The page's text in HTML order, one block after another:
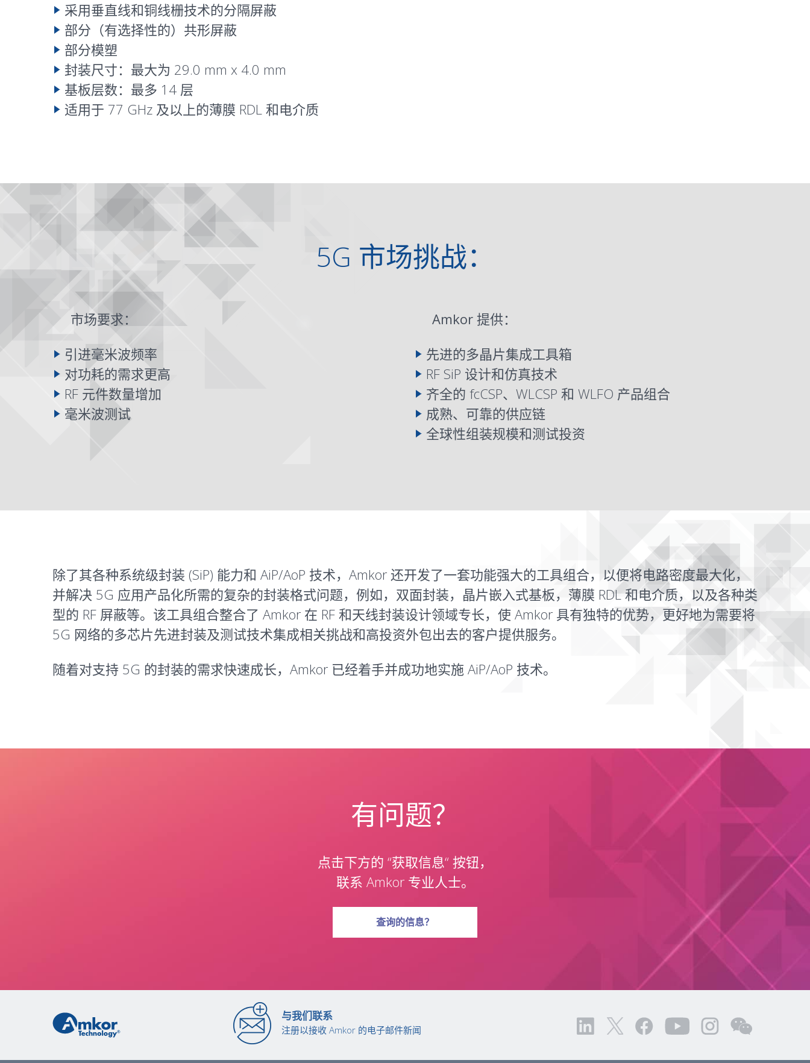
采用垂直线和铜线栅技术的分隔屏蔽
部分（有选择性的）共形屏蔽
部分模塑
封装尺寸：最大为 29.0 mm x 4.0 mm
基板层数：最多 14 层
适用于 77 GHz 及以上的薄膜 RDL 和电介质
5G 市场挑战：
市场要求：
引进毫米波频率
对功耗的需求更高
RF 元件数量增加
毫米波测试
Amkor 提供：
先进的多晶片集成工具箱
RF SiP 设计和仿真技术
齐全的 fcCSP、 WLCSP 和 WLFO 产品组合
成熟、可靠的供应链
全球性组装规模和测试投资
除了其各种系统级封装 (SiP) 能力和 AiP/AoP 技术，Amkor 还开发了一套功能强大的工具组合，以便将电路密度最大化，
并解决 5G 应用产品化所需的复杂的封装格式问题，例如，双面封装，晶片嵌入式基板，薄膜 RDL 和电介质，以及各种类
型的 RF 屏蔽等。该工具组合整合了 Amkor 在 RF 和天线封装设计领域专长，使 Amkor 具有独特的优势，更好地为需要将
5G 网络的多芯片先进封装及测试技术集成相关挑战和高投资外包出去的客户提供服务。
随着对支持 5G 的封装的需求快速成长，Amkor 已经着手并成功地实施 AiP/AoP 技术。
有问题？
点击下方的 “获取信息“ 按钮，
联系 Amkor 专业人士。
查询有关问题
的信息？
与我们联系
注册以接收 Amkor 的电子邮件新闻